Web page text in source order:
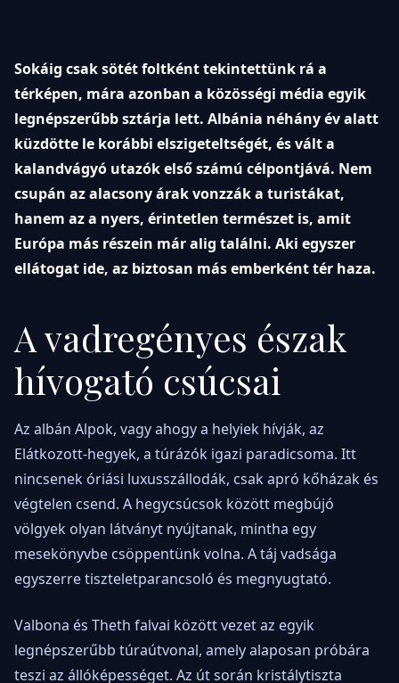
Sokáig csak sötét foltként tekintettünk rá a
térképen, mára azonban a közösségi média egyik
legnépszerűbb sztárja lett. Albánia néhány év alatt
küzdötte le korábbi elszigeteltségét, és vált a
kalandvágyó utazók első számú célpontjává. Nem
csupán az alacsony árak vonzzák a turistákat,
hanem az a nyers, érintetlen természet is, amit
Európa más részein már alig találni. Aki egyszer
ellátogat ide, az biztosan más emberként tér haza.
A vadregényes észak
hívogató csúcsai
Az albán Alpok, vagy ahogy a helyiek hívják, az
Elátkozott-hegyek, a túrázók igazi paradicsoma. Itt
nincsenek óriási luxusszállodák, csak apró kőházak és
végtelen csend. A hegycsúcsok között megbújó
völgyek olyan látványt nyújtanak, mintha egy
mesekönyvbe csöppentünk volna. A táj vadsága
egyszerre tiszteletparancsoló és megnyugtató.
Valbona és Theth falvai között vezet az egyik
legnépszerűbb túraútvonal, amely alaposan próbára
teszi az állóképességet. Az út során kristálytiszta